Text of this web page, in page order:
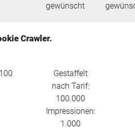
gewünscht
Crawler.
100
Gestaffelt
nach Tarif:
100.000
Impressionen:
1.000